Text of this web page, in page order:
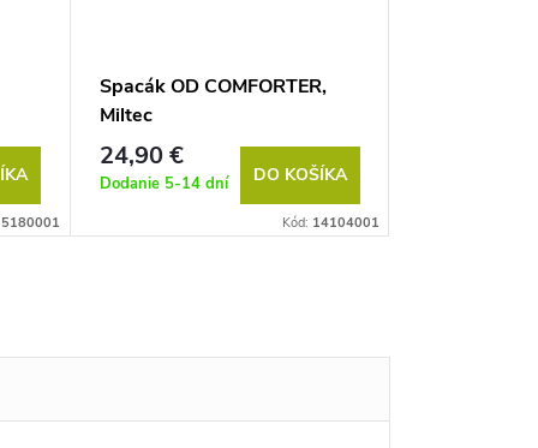
Spacák OD COMFORTER,
Miltec
24,90 €
Dodanie 5-14 dní DO KOŠÍKA
Kód: 14104001